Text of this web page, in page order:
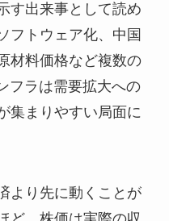
す出来事として読め
フトウェア化、中国
材料価格など複数の
フラは需要拡大への
集まりやすい局面に
より先に動くことが